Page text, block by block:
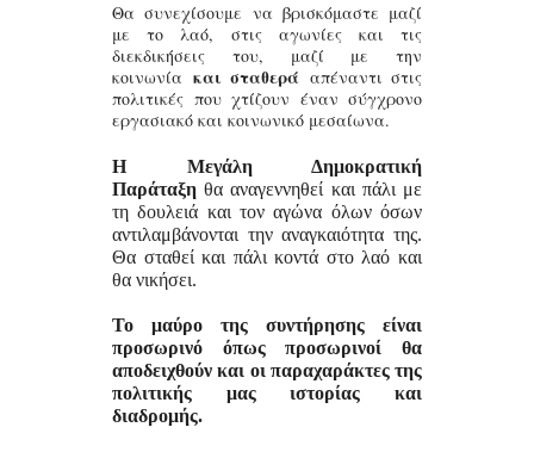
Θα συνεχίσουμε να βρισκόμαστε μαζί
με το λαό, στις αγωνίες και τις
διεκδικήσεις του, μαζί με την
κοινωνία και σταθερά απέναντι στις
πολιτικές που χτίζουν έναν σύγχρονο
εργασιακό και κοινωνικό μεσαίωνα.
Η Μεγάλη Δημοκρατική
Παράταξη θα αναγεννηθεί και πάλι με
τη δουλειά και τον αγώνα όλων όσων
αντιλαμβάνονται την αναγκαιότητα της.
Θα σταθεί και πάλι κοντά στο λαό και
θα νικήσει.
Το μαύρο της συντήρησης είναι
προσωρινό όπως προσωρινοί θα
αποδειχθούν και οι παραχαράκτες της
πολιτικής μας ιστορίας και
διαδρομής.